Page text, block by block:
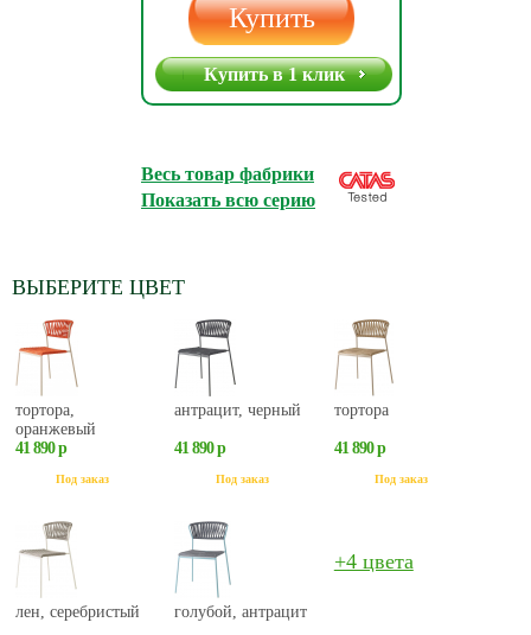
Купить
Купить в 1 клик
Весь товар фабрики
Показать всю серию
ВЫБЕРИТЕ ЦВЕТ
тортора,
оранжевый
41 890 р
Под заказ
антрацит, черный
41 890 р
Под заказ
тортора
41 890 р
Под заказ
лен, серебристый голубой, антрацит
+4 цвета